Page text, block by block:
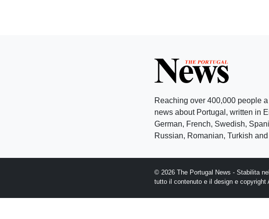
Reaching over 400,000 people
news about Portugal, written in
German, French, Swedish,
Russian, Romanian, Turkish
© 2026 The Portugal News - Stabilita
tutto il contenuto e il design e copyright